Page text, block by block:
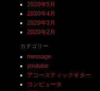
2020年5月
2020年4月
2020年3月
2020年2月
カテゴリー
message
youtube
アコースティックギター
コンピュータ